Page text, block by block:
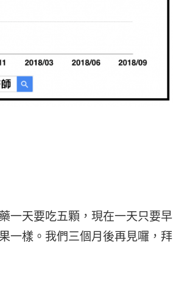
一天要吃五顆，現在一天只要早
一樣。我們三個月後再見囉，拜